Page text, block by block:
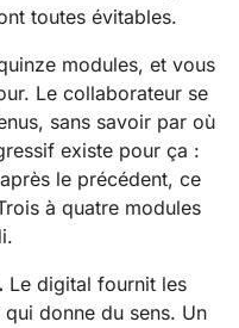
toutes évitables.
modules, et vous
Le collaborateur se
sans savoir par où
existe pour ça :
le précédent, ce
à quatre modules
Le digital fournit les
qui donne du sens. Un